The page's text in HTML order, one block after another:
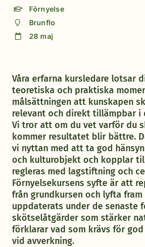
Förnyelse
Brunflo
28 maj
Våra erfarna kursledare lotsar
teoretiska och praktiska
målsättningen att kunskapen
relevant och direkt tillämpbar i
Vi tror att om du vet varför du
kommer resultatet blir bättre.
vi nyttan med att ta god
och kulturobjekt och kopplar
regleras med lagstiftning och
Förnyelsekursens syfte är att
från grundkursen och lyfta
uppdaterats under de senaste
skötselåtgärder som stärker
förklarar vad som krävs för
vid avverkning.